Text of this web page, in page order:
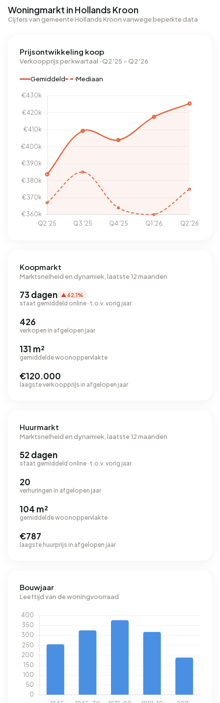
Woningmarkt in Hollands Kroon
Cijfers van gemeente Hollands Kroon vanwege beperkte data
Prijsontwikkeling koop
Verkoopprijs per kwartaal · Q2 '25 – Q2 '26
Gemiddeld Mediaan
Koopmarkt
Marktsnelheid en dynamiek, laatste 12 maanden
73 dagen ▲ 62,1%
staat gemiddeld online · t.o.v. vorig jaar
426
verkopen in afgelopen jaar
131 m²
gemiddelde woonoppervlakte
€120.000
laagste verkoopprijs in afgelopen jaar
Huurmarkt
Marktsnelheid en dynamiek, laatste 12 maanden
52 dagen
staat gemiddeld online · t.o.v. vorig jaar
20
verhuringen in afgelopen jaar
104 m²
gemiddelde woonoppervlakte
€787
laagste huurprijs in afgelopen jaar
Bouwjaar
Leeftijd van de woningvoorraad